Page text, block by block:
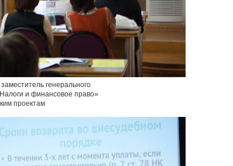
генерального
и финансовое право»
проектам